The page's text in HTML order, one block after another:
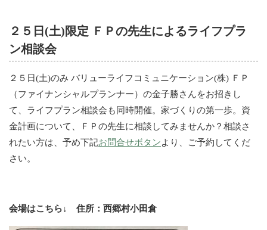
２５日(土)限定 ＦＰの先生によるライフプラ
ン相談会
２５日(土)のみ バリューライフコミュニケーション(株) ＦＰ
（ファイナンシャルプランナー）の金子勝さんをお招きし
て、ライフプラン相談会も同時開催。家づくりの第一歩。資
金計画について、ＦＰの先生に相談してみませんか？相談さ
れたい方は、予め下記お問合せボタンより、ご予約してくだ
さい。
会場はこちら↓ 住所：西郷村小田倉